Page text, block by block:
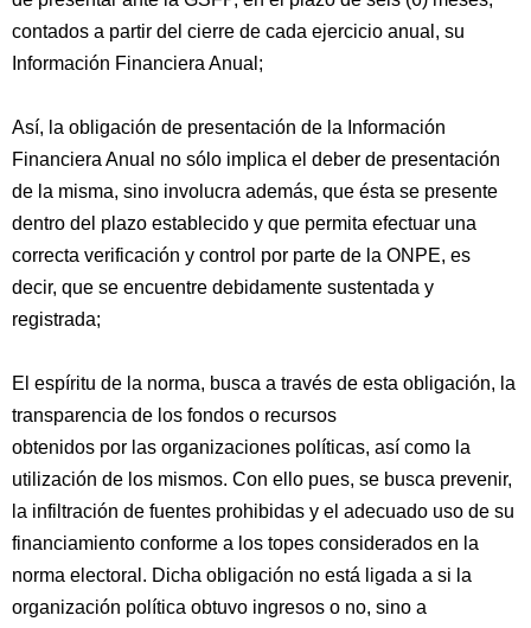
contados a partir del cierre de cada ejercicio anual, su
Información Financiera Anual;
Así, la obligación de presentación de la Información
Financiera Anual no sólo implica el deber de presentación
de la misma, sino involucra además, que ésta se presente
dentro del plazo establecido y que permita efectuar una
correcta verificación y control por parte de la ONPE, es
decir, que se encuentre debidamente sustentada y
registrada;
El espíritu de la norma, busca a través de esta obligación, la
transparencia de los fondos o recursos
obtenidos por las organizaciones políticas, así como la
utilización de los mismos. Con ello pues, se busca prevenir,
la infiltración de fuentes prohibidas y el adecuado uso de su
financiamiento conforme a los topes considerados en la
norma electoral. Dicha obligación no está ligada a si la
organización política obtuvo ingresos o no, sino a